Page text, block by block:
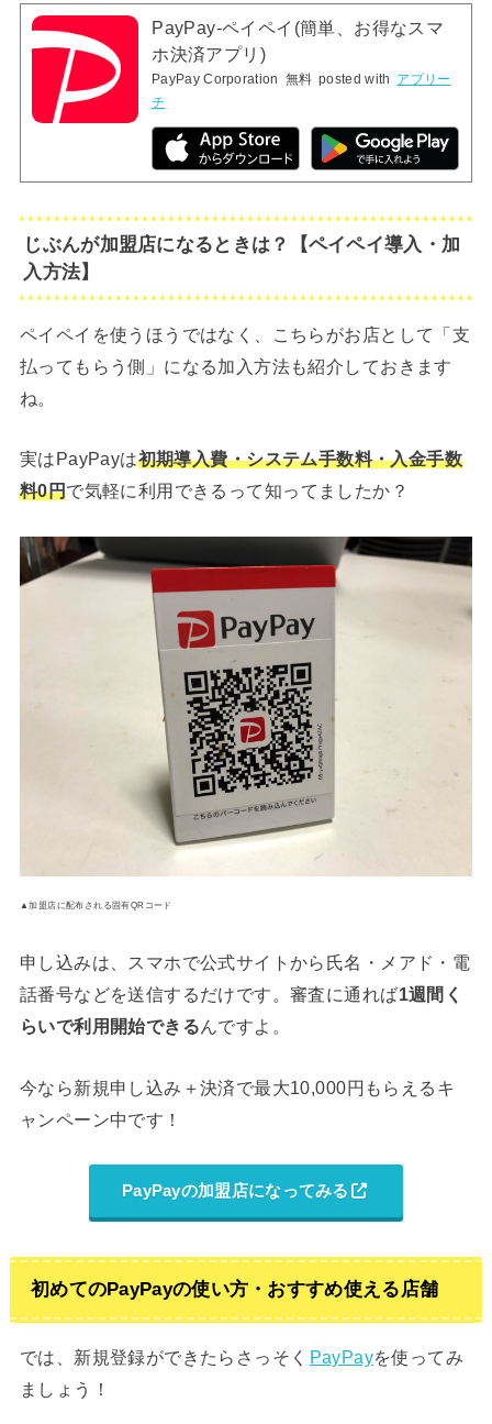
PayPay-ペイペイ(簡単、お得なスマ
ホ決済アプリ)
PayPay Corporation 無料 posted with アプリー
チ
じぶんが加盟店になるときは？【ペイペイ導入・加
入方法】
ペイペイを使うほうではなく、こちらがお店として「支
払ってもらう側」になる加入方法も紹介しておきます
ね。
実はPayPayは初期導入費・システム手数料・入金手数
料0円で気軽に利用できるって知ってましたか？
▲加盟店に配布される固有QRコード
申し込みは、スマホで公式サイトから氏名・メアド・電
話番号などを送信するだけです。審査に通れば1週間く
らいで利用開始できるんですよ。
今なら新規申し込み＋決済で最大10,000円もらえるキ
ャンペーン中です！
PayPayの加盟店になってみる
初めてのPayPayの使い方・おすすめ使える店舗
では、新規登録ができたらさっそく PayPayを使ってみ
ましょう！